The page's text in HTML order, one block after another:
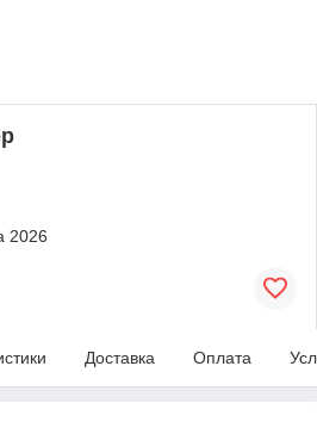
2026
Доставка Оплата